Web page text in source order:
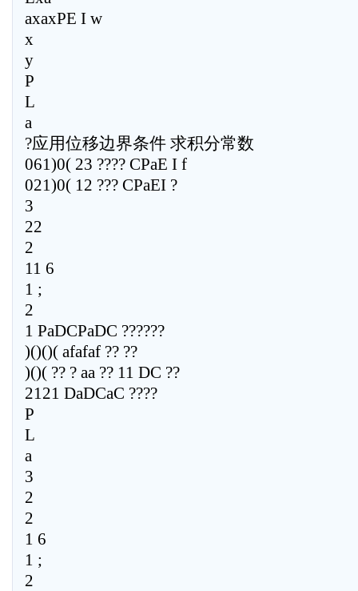
axaxPE I w
x
y
P
L
a
?应用位移边界条件 求积分常数
061)0( 23 ???? CPaE I f
021)0( 12 ??? CPaEI ?
3
22
2
11 6
1 ;
2
1 PaDCPaDC ??????
)()()( afafaf ?? ??
)()( ?? ? aa ?? 11 DC ??
2121 DaDCaC ????
P
L
a
3
2
2
1 6
1 ;
2